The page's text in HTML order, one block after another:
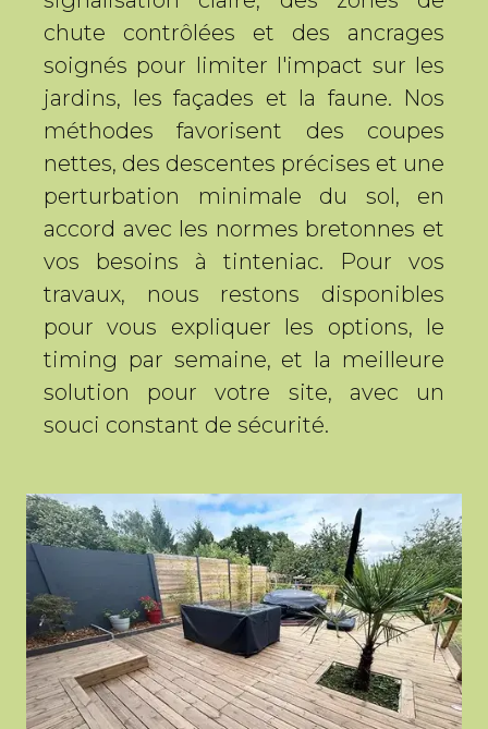
chute contrôlées et des ancrages
soignés pour limiter l'impact sur les
jardins, les façades et la faune. Nos
méthodes favorisent des coupes
nettes, des descentes précises et une
perturbation minimale du sol, en
accord avec les normes bretonnes et
vos besoins à tinteniac. Pour vos
travaux, nous restons disponibles
pour vous expliquer les options, le
timing par semaine, et la meilleure
solution pour votre site, avec un
souci constant de sécurité.